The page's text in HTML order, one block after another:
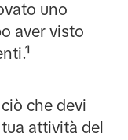
uno
aver visto
che devi
attività del